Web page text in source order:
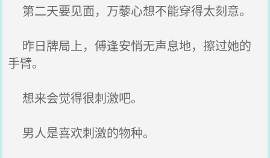
第二天要见面，万藜心想不能穿得太刻意。
昨日牌局上，傅逢安悄无声息地，擦过她的
手臂。
想来会觉得很刺激吧。
男人是喜欢刺激的物种。